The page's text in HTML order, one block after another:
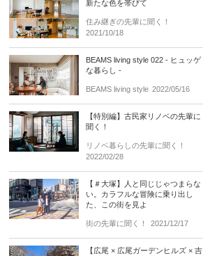
新たな色を帯びて
住み継ぎの先輩に聞く！
2021/10/18
BEAMS living style 022 - ヒュッゲ
な暮らし -
BEAMS living style 2022/05/16
【特別編】古民家リノベの先輩に
聞く！
リノベ暮らしの先輩に聞く！
2022/02/28
【＃大塚】人と同じじゃつまらな
い。カラフルな冒険に乗り出し
た、この街を見よ
街の先輩に聞く！ 2021/12/17
【広尾 × 広尾ガーデンヒルズ × 吉